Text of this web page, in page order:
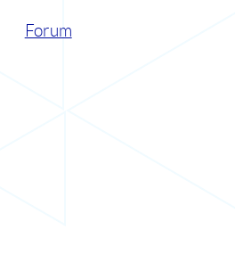
Forum